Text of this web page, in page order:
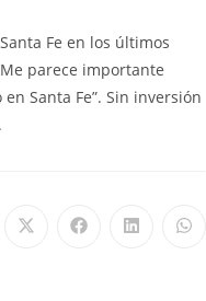
Fe en los últimos
parece importante
Santa Fe”. Sin inversión